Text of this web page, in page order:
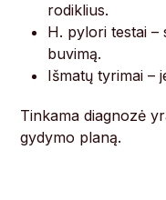
rodiklius.
H. pylori testai –
buvimą.
Išmatų tyrimai –
Tinkama diagnozė
gydymo planą.